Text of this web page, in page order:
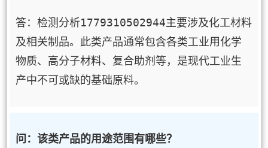
答：检测分析1779310502944主要涉及化工材料
及相关制品。此类产品通常包含各类工业用化学
物质、高分子材料、复合助剂等，是现代工业生
产中不可或缺的基础原料。
问：该类产品的用途范围有哪些？